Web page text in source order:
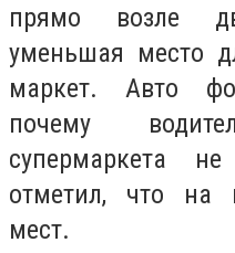
прямо возле
уменьшая место
маркет. Авто
почему
супермаркета
отметил, что на
мест.